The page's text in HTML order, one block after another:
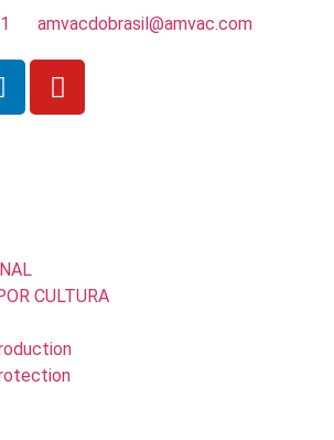
amvacdobrasil@amvac.com
CULTURA